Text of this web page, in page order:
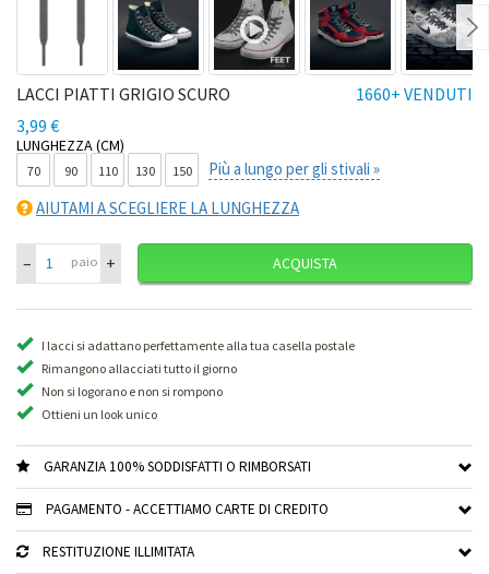
1660+ VENDUTI
LACCI PIATTI GRIGIO SCURO
3,99 €
LUNGHEZZA (CM)
70 90 110 130 150
Più a lungo per gli stivali »
AIUTAMI A SCEGLIERE LA LUNGHEZZA
– paio + ACQUISTA
I lacci si adattano perfettamente alla tua casella postale
Rimangono allacciati tutto il giorno
Non si logorano e non si rompono
Ottieni un look unico
GARANZIA 100% SODDISFATTI O RIMBORSATI
PAGAMENTO - ACCETTIAMO CARTE DI CREDITO
RESTITUZIONE ILLIMITATA